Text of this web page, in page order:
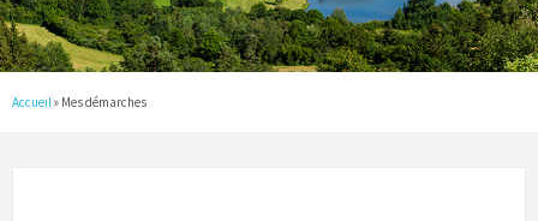
Accueil » Mes démarches